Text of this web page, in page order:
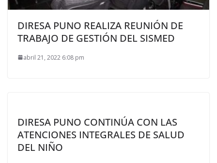
DIRESA PUNO REALIZA REUNIÓN DE
TRABAJO DE GESTIÓN DEL SISMED
abril 21, 2022 6:08 pm
DIRESA PUNO CONTINÚA CON LAS
ATENCIONES INTEGRALES DE SALUD
DEL NIÑO